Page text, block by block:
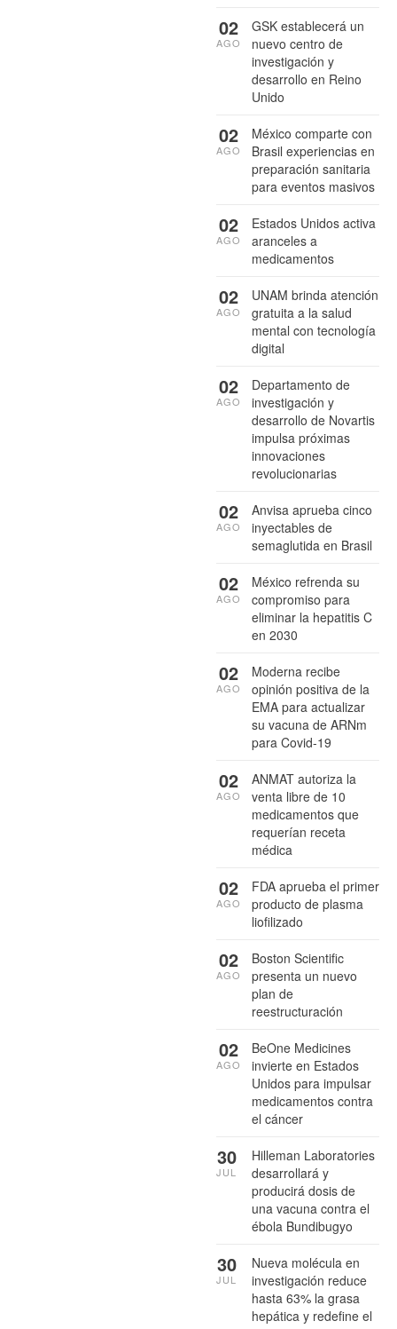
GSK establecerá un
nuevo centro de
investigación y
desarrollo en Reino
Unido
02
AGO
México comparte con
Brasil experiencias en
preparación sanitaria
para eventos masivos
02
AGO
Estados Unidos activa
aranceles a
medicamentos
02
AGO
UNAM brinda atención
gratuita a la salud
mental con tecnología
digital
02
AGO
Departamento de
investigación y
desarrollo de Novartis
impulsa próximas
innovaciones
revolucionarias
02
AGO
Anvisa aprueba cinco
inyectables de
semaglutida en Brasil
02
AGO
México refrenda su
compromiso para
eliminar la hepatitis C
en 2030
02
AGO
Moderna recibe
opinión positiva de la
EMA para actualizar
su vacuna de ARNm
para Covid-19
02
AGO
ANMAT autoriza la
venta libre de 10
medicamentos que
requerían receta
médica
02
AGO
FDA aprueba el primer
producto de plasma
liofilizado
02
AGO
Boston Scientific
presenta un nuevo
plan de
reestructuración
02
AGO
BeOne Medicines
invierte en Estados
Unidos para impulsar
medicamentos contra
el cáncer
02
AGO
Hilleman Laboratories
desarrollará y
producirá dosis de
una vacuna contra el
ébola Bundibugyo
30
JUL
Nueva molécula en
investigación reduce
hasta 63% la grasa
hepática y redefine el
30
JUL